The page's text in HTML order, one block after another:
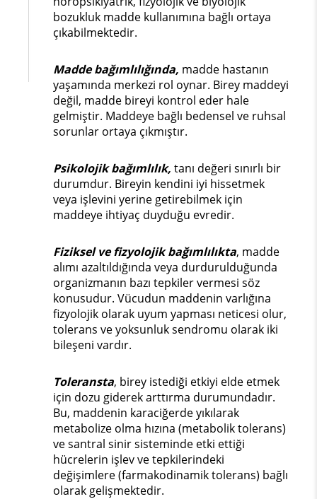
bozukluk madde kullanımına bağlı ortaya
çıkabilmektedir.
Madde bağımlılığında, madde hastanın
yaşamında merkezi rol oynar. Birey maddeyi
değil, madde bireyi kontrol eder hale
gelmiştir. Maddeye bağlı bedensel ve ruhsal
sorunlar ortaya çıkmıştır.
Psikolojik bağımlılık, tanı değeri sınırlı bir
durumdur. Bireyin kendini iyi hissetmek
veya işlevini yerine getirebilmek için
maddeye ihtiyaç duyduğu evredir.
Fiziksel ve fizyolojik bağımlılıkta, madde
alımı azaltıldığında veya durdurulduğunda
organizmanın bazı tepkiler vermesi söz
konusudur. Vücudun maddenin varlığına
fizyolojik olarak uyum yapması neticesi olur,
tolerans ve yoksunluk sendromu olarak iki
bileşeni vardır.
Toleransta, birey istediği etkiyi elde etmek
için dozu giderek arttırma durumundadır.
Bu, maddenin karaciğerde yıkılarak
metabolize olma hızına (metabolik tolerans)
ve santral sinir sisteminde etki ettiği
hücrelerin işlev ve tepkilerindeki
değişimlere (farmakodinamik tolerans) bağlı
olarak gelişmektedir.